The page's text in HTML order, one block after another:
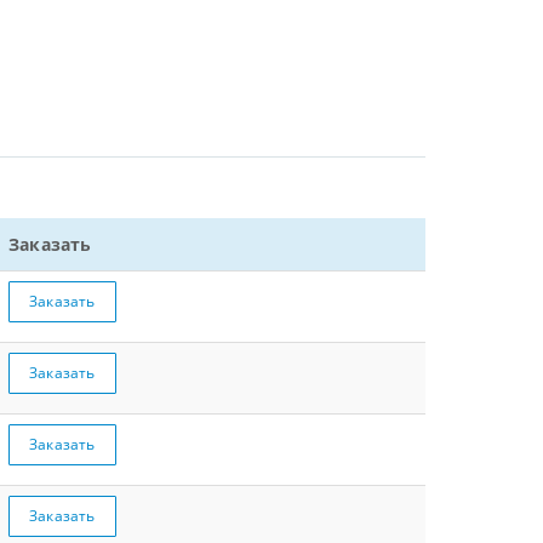
Заказать
Заказать
Заказать
Заказать
Заказать